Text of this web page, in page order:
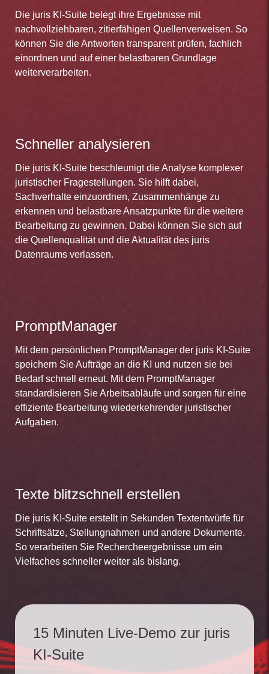
Die juris KI-Suite belegt ihre Ergebnisse mit
nachvollziehbaren, zitierfähigen Quellenverweisen. So
können Sie die Antworten transparent prüfen, fachlich
einordnen und auf einer belastbaren Grundlage
weiterverarbeiten.
Schneller analysieren
Die juris KI-Suite beschleunigt die Analyse komplexer
juristischer Fragestellungen. Sie hilft dabei,
Sachverhalte einzuordnen, Zusammenhänge zu
erkennen und belastbare Ansatzpunkte für die weitere
Bearbeitung zu gewinnen. Dabei können Sie sich auf
die Quellenqualität und die Aktualität des juris
Datenraums verlassen.
PromptManager
Mit dem persönlichen PromptManager der juris KI-Suite
speichern Sie Aufträge an die KI und nutzen sie bei
Bedarf schnell erneut. Mit dem PromptManager
standardisieren Sie Arbeitsabläufe und sorgen für eine
effiziente Bearbeitung wiederkehrender juristischer
Aufgaben.
Texte blitzschnell erstellen
Die juris KI-Suite erstellt in Sekunden Textentwürfe für
Schriftsätze, Stellungnahmen und andere Dokumente.
So verarbeiten Sie Rechercheergebnisse um ein
Vielfaches schneller weiter als bislang.
15 Minuten Live-Demo zur juris
KI-Suite